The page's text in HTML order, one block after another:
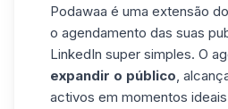
Podawaa é uma extensão
o agendamento das suas
LinkedIn super simples. O
expandir o público,
activos em momentos